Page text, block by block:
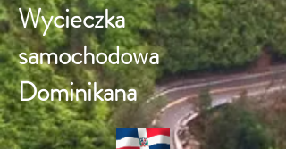
Wycieczka
samochodowa
Dominikana